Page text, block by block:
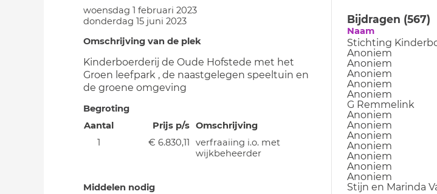
Bijdragen (567)
Naam
Stichting
Anoniem
Anoniem
Anoniem
Anoniem
Anoniem
G Remmelink
Anoniem
Anoniem
Anoniem
Anoniem
Anoniem
Anoniem
Anoniem
Stijn en Marinda
woensdag 1 februari 2023
donderdag 15 juni 2023
Omschrijving van de plek
Kinderboerderij de Oude Hofstede met het
Groen leefpark , de naastgelegen speeltuin en
de groene omgeving
Begroting
Aantal
Prijs p/s Omschrijving
1
€ 6.830,11
verfraaiing i.o. met
wijkbeheerder
Middelen nodig